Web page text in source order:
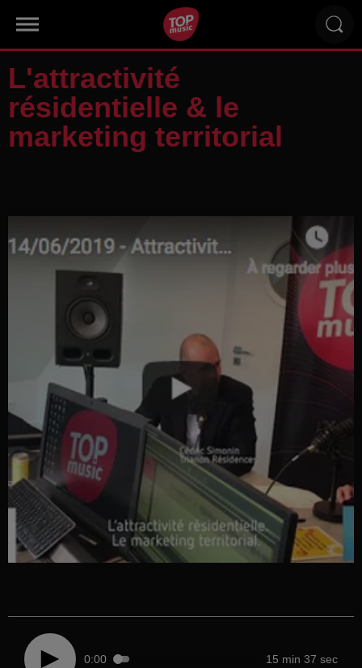
L'attractivité
résidentielle & le
marketing territorial
0:00 15 min 37 sec